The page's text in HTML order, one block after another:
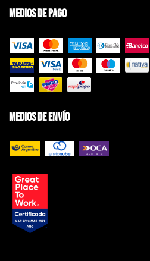
Medios de pago
Medios de envío